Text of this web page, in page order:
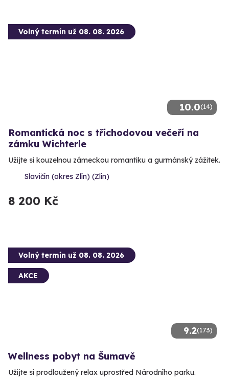
10.0(14)
Volný termín už 08. 08. 2026
Romantická noc s tříchodovou večeří na
zámku Wichterle
Užijte si kouzelnou zámeckou romantiku a gurmánský zážitek.
Slavičín (okres Zlín) (Zlín)
8 200 Kč
9.2(173)
Volný termín už 08. 08. 2026
AKCE
Wellness pobyt na Šumavě
Užijte si prodloužený relax uprostřed Národního parku.